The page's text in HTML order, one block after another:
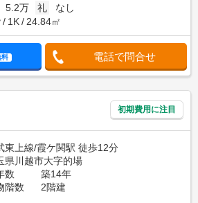
5.2万 礼
なし
1K 24.84㎡
料 電話で問合せ
初期費用に注目
東上線/霞ケ関駅 徒歩12分
県川越市大字的場
数
築14年
階数
2階建